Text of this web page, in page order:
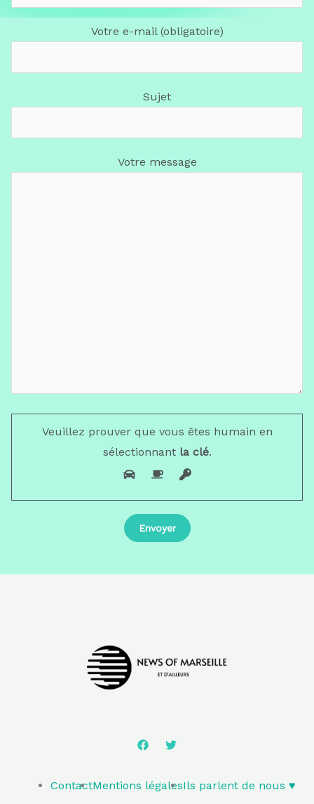
Votre e-mail (obligatoire)
Sujet
Votre message
Veuillez prouver que vous êtes humain en
sélectionnantla clé.
ContactMentions légalesIls parlent de nous ♥️